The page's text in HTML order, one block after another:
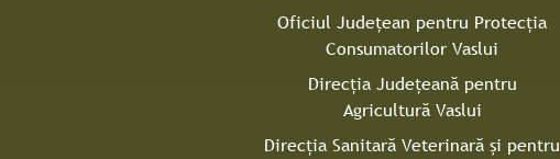
Oficiul Judeţean pentru Protecţia
Consumatorilor Vaslui
Direcţia Județeană pentru
Agricultură Vaslui
Direcţia Sanitară Veterinară şi pentru